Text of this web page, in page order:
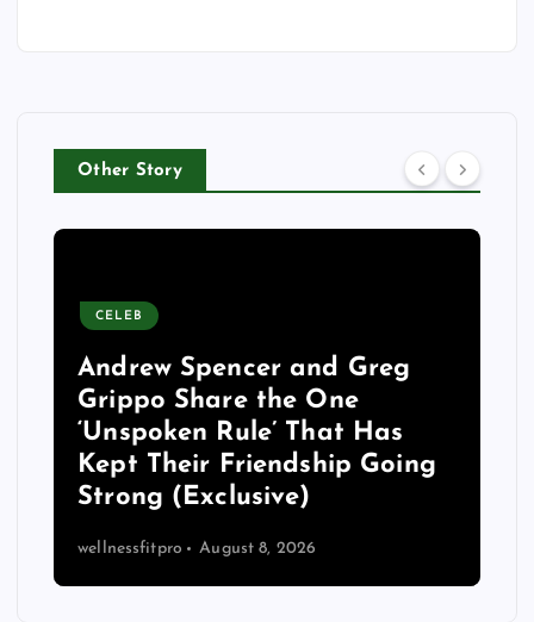
Other Story
CELEB
Andrew Spencer and Greg
Grippo Share the One
‘Unspoken Rule’ That Has
Kept Their Friendship Going
Strong (Exclusive)
wellnessfitpro August 8, 2026